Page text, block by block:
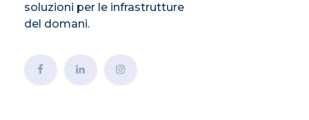
soluzioni per le infrastrutture
del domani.